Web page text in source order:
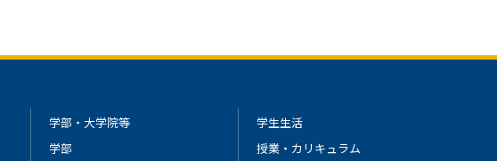
学部・大学院等
学部
学生生活
授業・カリキュラム